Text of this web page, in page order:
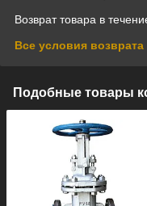
Возврат товара в
Все условия возврата
Подобные товары